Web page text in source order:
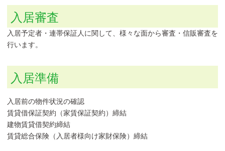
入居審査
入居予定者・連帯保証人に関して、様々な面から審査・信販審査を
行います。
入居準備
入居前の物件状況の確認
賃貸借保証契約（家賃保証契約）締結
建物賃貸借契約締結
賃貸総合保険（入居者様向け家財保険）締結